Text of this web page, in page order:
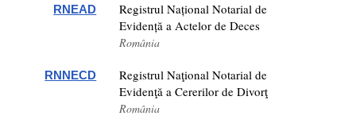
RNEAD
Registrul Național Notarial de
Evidență a Actelor de Deces
România
RNNECD
Registrul Naţional Notarial de
Evidenţă a Cererilor de Divorţ
România